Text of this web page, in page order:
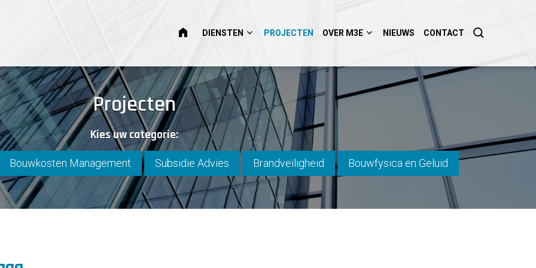
HOMEDIENSTEN PROJECTEN OVER M3E NIEUWS CONTACT
Projecten
Kies uw categorie:
Bouwkosten Management Subsidie Advies Brandveiligheid Bouwfysica en Geluid